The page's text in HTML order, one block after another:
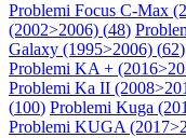
Problemi Focus C-Max
(2002>2006) (48)
Galaxy (1995>2006) (62)
Problemi KA +
Problemi Ka II
(100) Problemi Kuga
Problemi KUGA